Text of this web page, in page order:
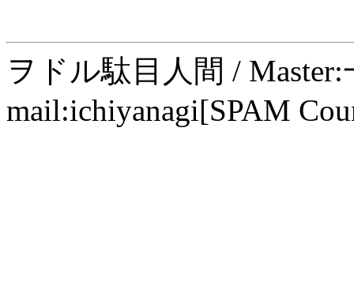
ヲドル駄目人間 /
mail:ichiyanagi[SPAM